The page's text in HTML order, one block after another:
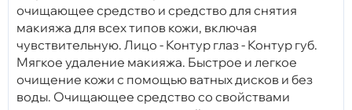
очищающее средство и средство для снятия
макияжа для всех типов кожи, включая
чувствительную. Лицо - Контур глаз - Контур губ.
Мягкое удаление макияжа. Быстрое и легкое
очищение кожи с помощью ватных дисков и без
воды. Очищающее средство со свойствами